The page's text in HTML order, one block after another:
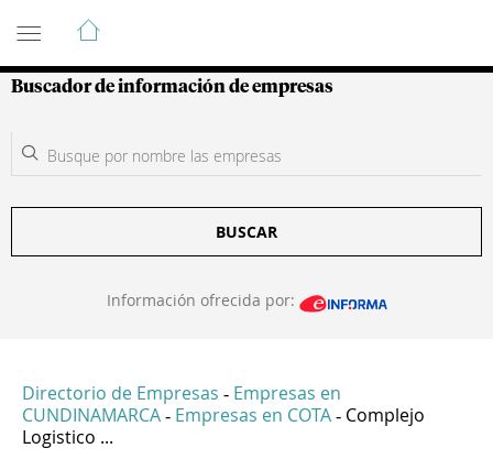
Guía de Empresas Colombianas
Buscador de información de empresas
BUSCAR
Información ofrecida por:
Directorio de Empresas - Empresas en
CUNDINAMARCA - Empresas en COTA - Complejo
Logistico ...